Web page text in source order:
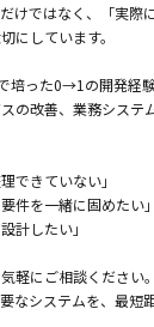
けではなく、「実際
にしています。
培った0→1の開発経
の改善、業務システ
できていない」
件を一緒に固めたい」
計したい」
軽にご相談ください。
なシステムを、最短